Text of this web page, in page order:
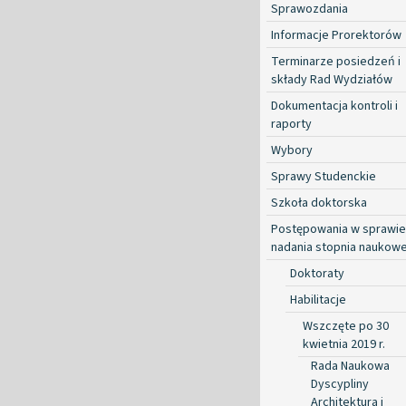
Sprawozdania
Informacje Prorektorów
Terminarze posiedzeń i
składy Rad Wydziałów
Dokumentacja kontroli i
raporty
Wybory
Sprawy Studenckie
Szkoła doktorska
Postępowania w sprawie
nadania stopnia
Doktoraty
Habilitacje
Wszczęte po 30
kwietnia 2019 r.
Rada Naukowa
Dyscypliny
Architektura i